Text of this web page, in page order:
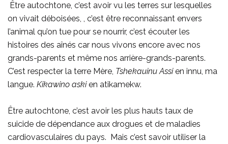
Être autochtone, c’est avoir vu les terres sur lesquelles
on vivait déboisées, , c’est être reconnaissant envers
l’animal qu’on tue pour se nourrir, c’est écouter les
histoires des aînés car nous vivons encore avec nos
grands-parents et même nos arrière-grands-parents.
C’est respecter la terre Mère, Tshekauinu Assien innu, ma
langue. Kikawino askien atikamekw.
Être autochtone, c’est avoir les plus hauts taux de
suicide de dépendance aux drogues et de maladies
cardiovasculaires du pays. Mais c’est savoir utiliser la